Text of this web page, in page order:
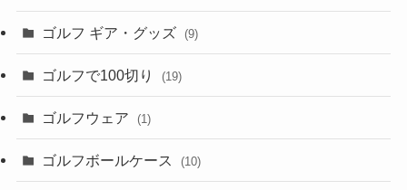
ゴルフ ギア・グッズ (9)
ゴルフで100切り (19)
ゴルフウェア (1)
ゴルフボールケース (10)